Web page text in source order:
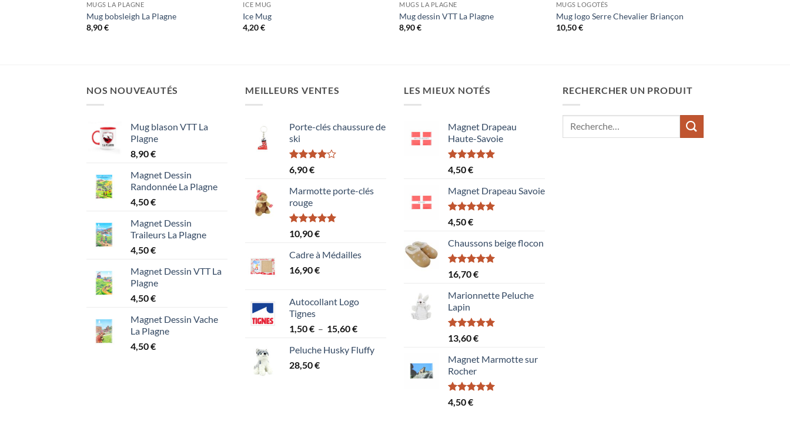
MUGS LA PLAGNE
Mug bobsleigh La Plagne
8,90€
ICE MUG
Ice Mug
4,20€
MUGS LA PLAGNE
Mug dessin VTT La Plagne
8,90€
MUGS LOGOTÉS
Mug logo Serre Chevalier Briançon
10,50€
NOS NOUVEAUTÉS
Mug blason VTT La
Plagne
8,90€
Magnet Dessin
Randonnée La Plagne
4,50€
Magnet Dessin
Traileurs La Plagne
4,50€
Magnet Dessin VTT La
Plagne
4,50€
Magnet Dessin Vache
La Plagne
4,50€
MEILLEURS VENTES
Porte-clés chaussure de
ski
Note
4.00
5
6,90€
Marmotte porte-clés
rouge
Note5.00
sur 5
10,90€
Cadre à Médailles
16,90€
Autocollant Logo
Tignes
1,50€ – 15,60€Plage
prix :
Peluche Husky Fluffy
28,50€
LES MIEUX NOTÉS
Magnet Drapeau
Haute-Savoie
Note5.00
sur 5
4,50€
Magnet Drapeau Savoie
Note5.00
sur 5
4,50€
Chaussons beige flocon
Note5.00
sur 5
16,70€
Marionnette Peluche
Lapin
Note5.00
sur 5
13,60€
Magnet Marmotte sur
Rocher
Note5.00
sur 5
4,50€
RECHERCHER UN PRODUIT
Recherche